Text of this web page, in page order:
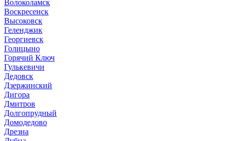
Волоколамск
Воскресенск
Высоковск
Геленджик
Георгиевск
Голицыно
Горячий Ключ
Гулькевичи
Дедовск
Дзержинский
Дигора
Дмитров
Долгопрудный
Домодедово
Дрезна